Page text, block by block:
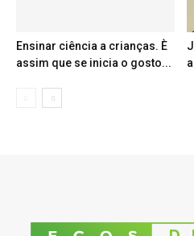
Ensinar ciência a crianças. È
assim que se inicia o gosto...